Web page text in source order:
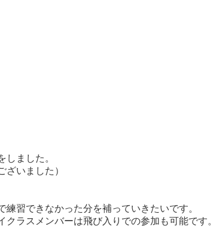
しました。
いました）
習できなかった分を補っていきたいです。
ラスメンバーは飛び入りでの参加も可能です。